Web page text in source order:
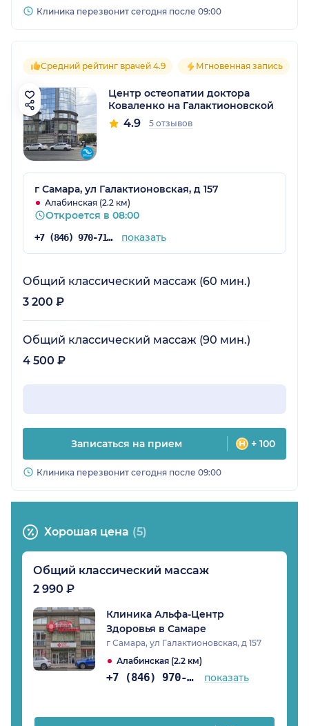
Клиника перезвонит сегодня после 09:00
Средний рейтинг врачей 4.9 Мгновенная запись
Центр остеопатии доктора
Коваленко на Галактионовской
4.9 5 отзывов
г Самара, ул Галактионовская, д 157
Алабинская (2.2 км)
Откроется в 08:00
+7 (846) 970-71-59 показать
Общий классический массаж (60 мин.)
3 200 ₽
Общий классический массаж (90 мин.)
4 500 ₽
Записаться на прием + 100
Клиника перезвонит сегодня после 09:00
Хорошая цена (5)
Общий классический массаж
2 990 ₽
Клиника Альфа-Центр
Здоровья в Самаре
г Самара, ул Галактионовская, д 157
Алабинская (2.2 км)
+7 (846) 970-74-07 показать